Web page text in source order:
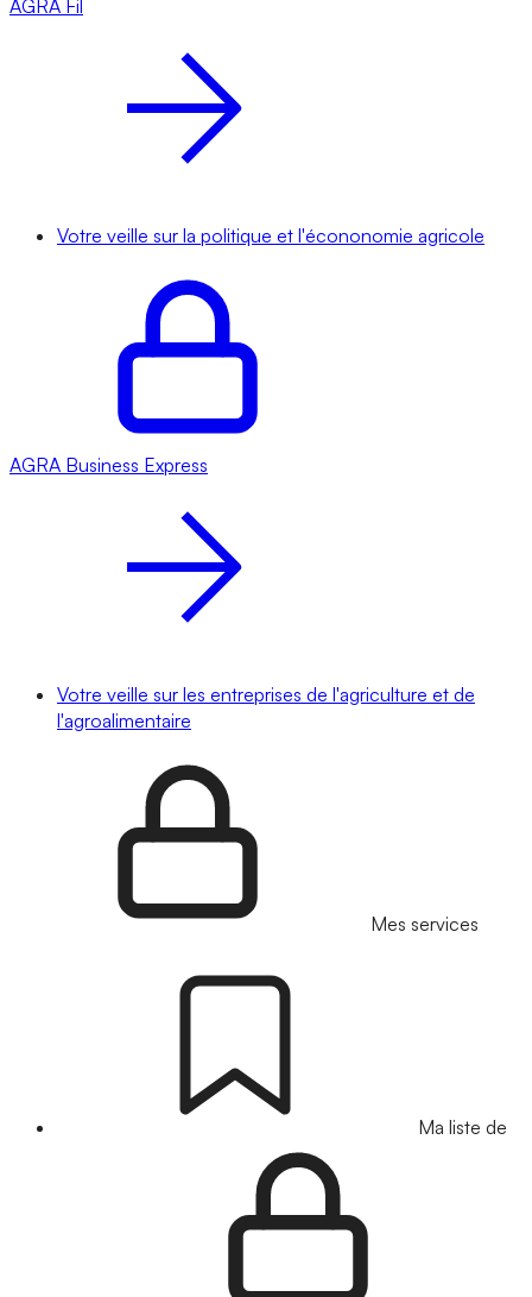
AGRA Fil
Votre veille sur la politique et l'écononomie agricole
AGRA Business Express
Votre veille sur les entreprises de l'agriculture et de
l'agroalimentaire
Mes services
Ma liste de